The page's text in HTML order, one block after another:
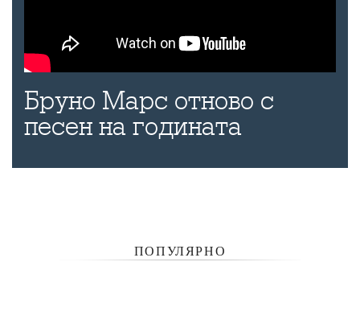
Бруно Марс отново с
песен на годината
ПОПУЛЯРНО